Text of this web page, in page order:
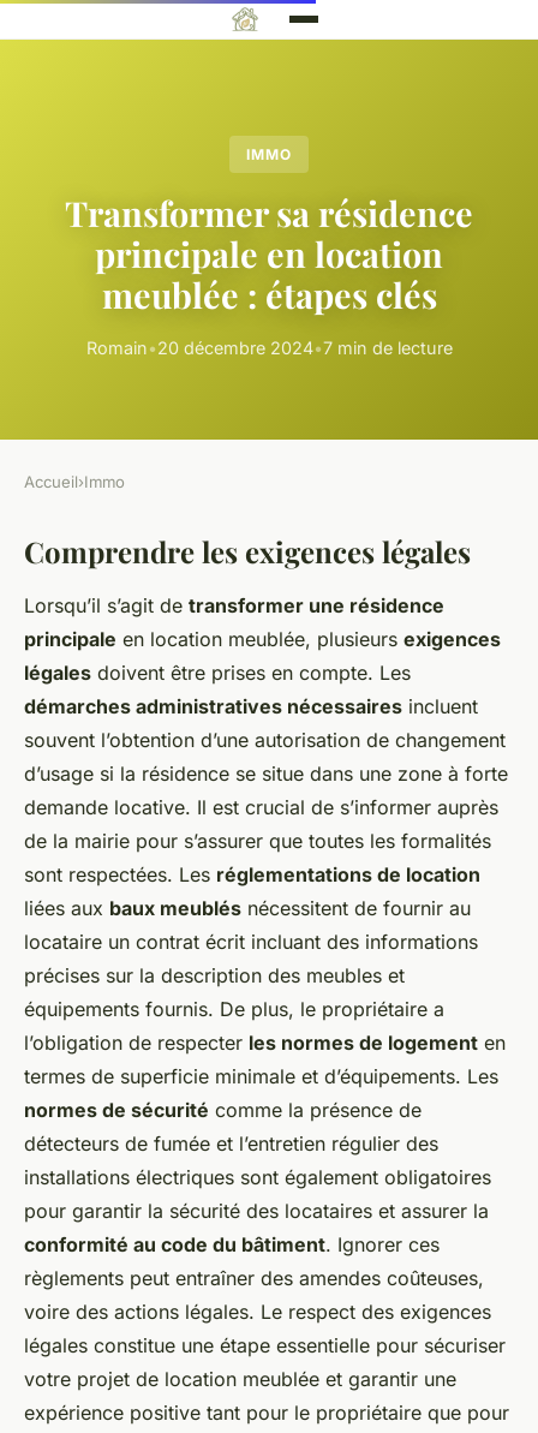
IMMO
Transformer sa résidence
principale en location
meublée : étapes clés
Romain•20 décembre 2024•7 min de lecture
Accueil›Immo
Comprendre les exigences légales
Lorsqu’il s’agit de transformer une résidence
principale en location meublée, plusieurs exigences
légales doivent être prises en compte. Les
démarches administratives nécessaires incluent
souvent l’obtention d’une autorisation de changement
d’usage si la résidence se situe dans une zone à forte
demande locative. Il est crucial de s’informer auprès
de la mairie pour s’assurer que toutes les formalités
sont respectées. Les réglementations de location
liées aux baux meublés nécessitent de fournir au
locataire un contrat écrit incluant des informations
précises sur la description des meubles et
équipements fournis. De plus, le propriétaire a
l’obligation de respecter les normes de logement en
termes de superficie minimale et d’équipements. Les
normes de sécurité comme la présence de
détecteurs de fumée et l’entretien régulier des
installations électriques sont également obligatoires
pour garantir la sécurité des locataires et assurer la
conformité au code du bâtiment. Ignorer ces
règlements peut entraîner des amendes coûteuses,
voire des actions légales. Le respect des exigences
légales constitue une étape essentielle pour sécuriser
votre projet de location meublée et garantir une
expérience positive tant pour le propriétaire que pour